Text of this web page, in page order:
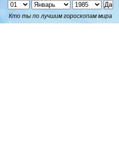
Кто ты по лучшим гороскопам мира